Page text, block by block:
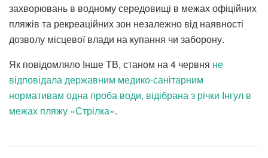
захворювань в водному середовищі в межах офіційних
пляжів та рекреаційних зон незалежно від наявності
дозволу місцевої влади на купання чи заборону.
Як повідомляло Інше ТВ, станом на 4 червня не
відповідала державним медико-санітарним
нормативам одна проба води, відібрана з річки Інгул в
межах пляжу «Стрілка».